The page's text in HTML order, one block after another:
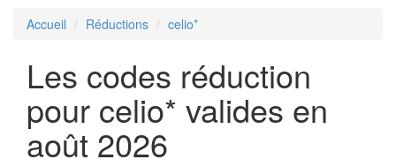
Accueil Réductions celio*
Les codes réduction
pour celio* valides en
août 2026